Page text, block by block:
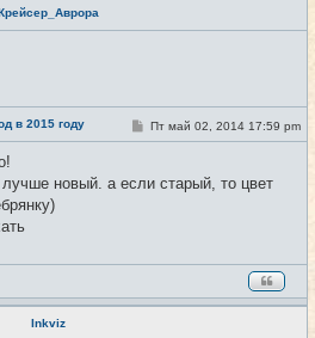
в 2015 году #5
С
о
щ
Пт май 02, 2014 17:59 pm
новый. а если старый, то цвет
Inkviz